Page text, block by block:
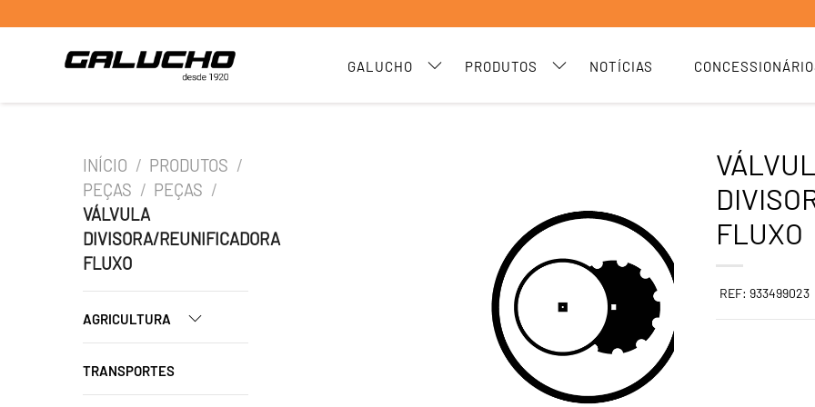
GALUCHO PRODUTOS NOTÍCIAS
INÍCIO / PRODUTOS /
PEÇAS / PEÇAS /
VÁLVULA
DIVISORA/REUNIFICADORA
FLUXO
AGRICULTURA
TRANSPORTES
FLUXO
REF: 933499023